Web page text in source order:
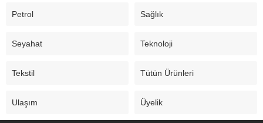
Petrol Sağlık
Seyahat Teknoloji
Tekstil Tütün Ürünleri
Ulaşım Üyelik